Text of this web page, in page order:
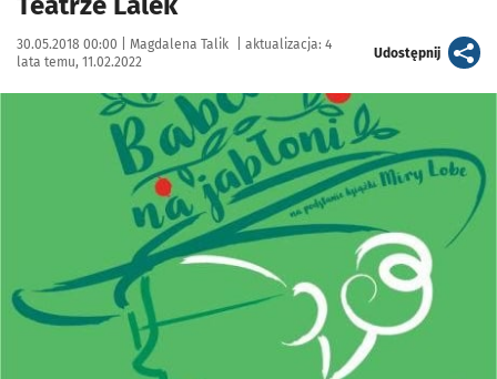
Data publikacji:
30.05.2018 00:00 | Autor:
Magdalena Talik aktualizacja: 4
lata temu, 11.02.2022
Udostępnijartykuł
Kliknij, aby powiększyć